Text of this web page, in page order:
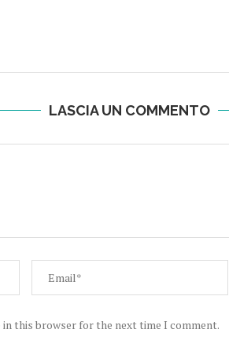
LASCIA UN COMMENTO
in this browser for the next time I comment.